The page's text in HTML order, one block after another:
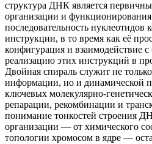
структура ДНК является
организации и
последовательность нуклеотидов
инструкции, в то время как её
конфигурация и взаимодействие
реализацию этих инструкций в
Двойная спираль служит не
информации, но и динамической
ключевых молекулярно-
репарации, рекомбинации и
понимание тонкостей строения
организации — от химического
топологии хромосом в ядре —